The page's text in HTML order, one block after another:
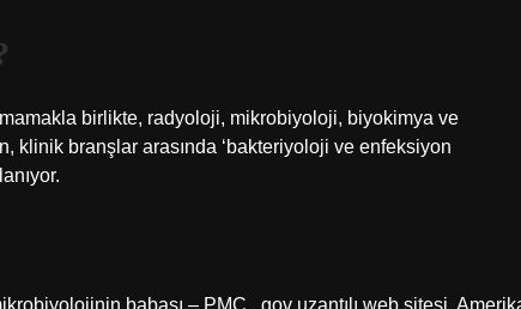
birlikte, radyoloji, mikrobiyoloji, biyokimya ve
klinik branşlar arasında ‘bakteriyoloji ve enfeksiyon
babası – PMC. .gov uzantılı web sitesi,